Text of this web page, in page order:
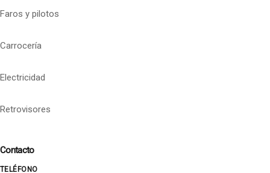
Faros y pilotos
Carrocería
Electricidad
Retrovisores
Contacto
TELÉFONO